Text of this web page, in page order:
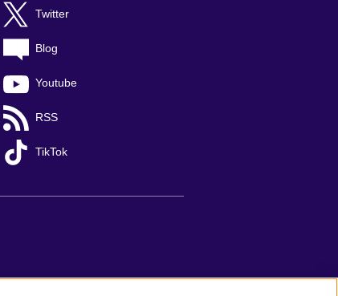
Twitter
Blog
Youtube
RSS
TikTok